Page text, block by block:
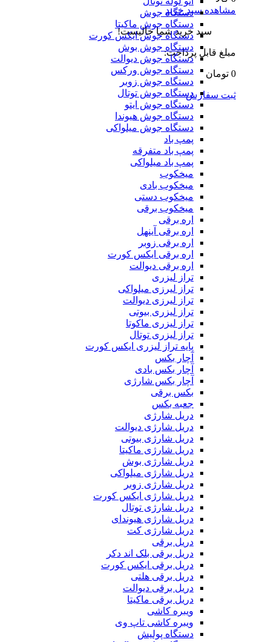
مشاهده سبد خرید
سبد خرید شما خالیست!
مبلغ قابل پرداخت:
0 تومان
ثبت سفارش
دستگاه جوش
دستگاه جوش ماکیتا
دستگاه جوش ایکس کورت
دستگاه جوش بوش
دستگاه جوش دیوالت
دستگاه جوش ورکس
دستگاه جوش زوبر
دستگاه جوش توتال
دستگاه جوش ایتو
دستگاه جوش هیوندا
دستگاه جوش میلواکی
پمپ باد
پمپ باد متفرقه
پمپ باد میلواکی
میخکوب
میخکوب بادی
میخکوب دستی
میخکوب برقی
اره برقی
اره برقی آینهل
اره برقی زوبر
اره برقی ایکس کورت
اره برقی دیوالت
تراز لیزری
تراز لیرزی میلواکی
تراز لیرزی دیوالت
تراز لیزری بیوتی
تراز لیزری ماکوتا
تراز لیزری توتال
پایه تراز لیزری ایکس کورت
آچار بکس
آچار بکس بادی
آچار بکس شارژی
بکس برقی
جعبه بکس
دریل شارژی
دریل شارژی دیوالت
دریل شارژی بیوتی
دریل شارژی ماکیتا
دریل شارژی بوش
دریل شارژی میلواکی
دریل شارژی زوبر
دریل شارژی ایکس کورت
دریل شارژی توتال
دریل شارژی هیوندای
دریل شارژی کت
دریل برقی
دریل برقی بلک اند دکر
دریل برقی ایکس کورت
دریل برقی هلتی
دریل برقی دیوالت
دریل برقی ماکیتا
ویبره کاشی
ویبره کاشی تاپ وی
دستگاه پولیش